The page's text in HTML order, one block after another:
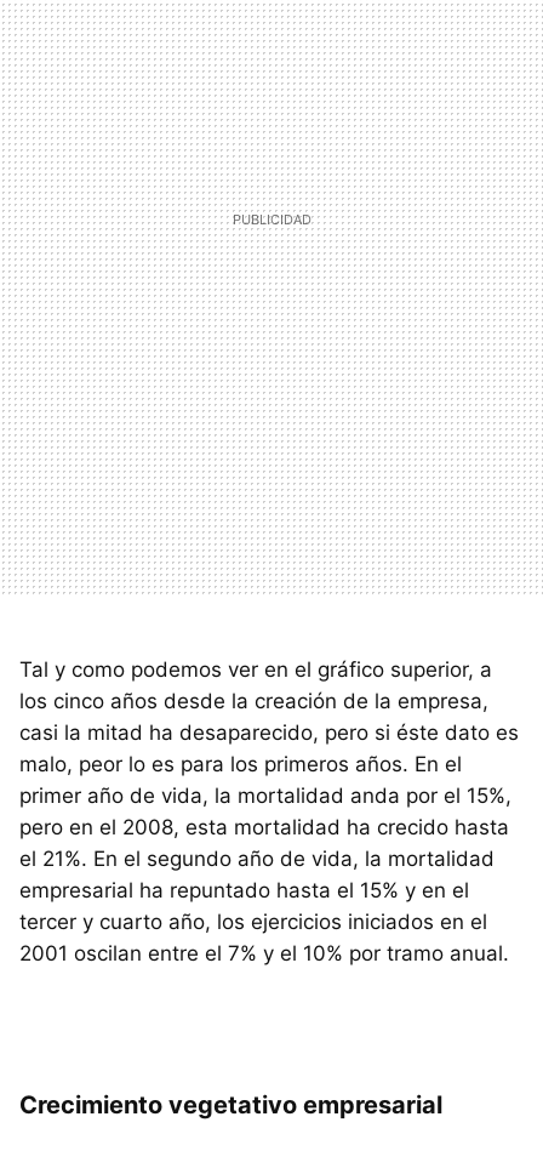
Tal y como podemos ver en el gráfico superior, a
los cinco años desde la creación de la empresa,
casi la mitad ha desaparecido, pero si éste dato es
malo, peor lo es para los primeros años. En el
primer año de vida, la mortalidad anda por el 15%,
pero en el 2008, esta mortalidad ha crecido hasta
el 21%. En el segundo año de vida, la mortalidad
empresarial ha repuntado hasta el 15% y en el
tercer y cuarto año, los ejercicios iniciados en el
2001 oscilan entre el 7% y el 10% por tramo anual.
Crecimiento vegetativo empresarial